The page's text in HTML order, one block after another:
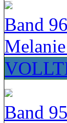
Band
Band